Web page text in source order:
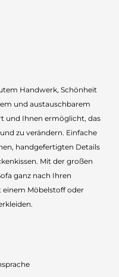
Handwerk, Schönheit
und austauschbarem
und Ihnen ermöglicht, das
zu verändern. Einfache
handgefertigten Details
Mit der großen
ganz nach Ihren
Möbelstoff oder